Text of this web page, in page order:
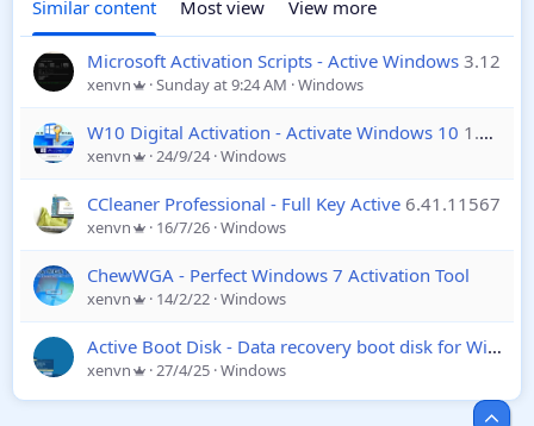
Similar content Most view View more
Microsoft Activation Scripts - Active Windows 3.12
xenvn Sunday at 9:24 AM Windows
W10 Digital Activation - Activate Windows 10 1.5.5.3
xenvn 24/9/24 Windows
CCleaner Professional - Full Key Active 6.41.11567
xenvn 16/7/26 Windows
ChewWGA - Perfect Windows 7 Activation Tool
xenvn 14/2/22 Windows
Active Boot Disk - Data recovery boot disk for Windows
xenvn 27/4/25 Windows
Top